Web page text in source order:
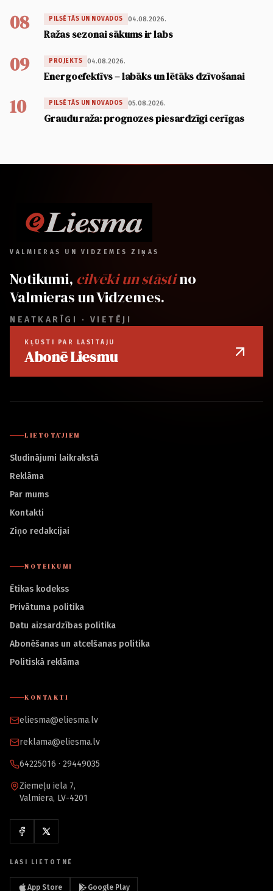
08 PILSĒTĀS UN NOVADOS 04.08.2026.
Ražas sezonai sākums ir labs
09 PROJEKTS 04.08.2026.
Energoefektīvs – labāks un lētāks dzīvošanai
10 PILSĒTĀS UN NOVADOS 05.08.2026.
Graudu raža: prognozes piesardzīgi cerīgas
VALMIERAS UN VIDZEMES ZIŅAS
Notikumi, cilvēki un stāstino
Valmieras un Vidzemes.
NEATKARĪGI · VIETĒJI
KĻŪSTI PAR LASĪTĀJU
Abonē Liesmu
LIETOTĀJIEM
Sludinājumi laikrakstā
Reklāma
Par mums
Kontakti
Ziņo redakcijai
NOTEIKUMI
Ētikas kodekss
Privātuma politika
Datu aizsardzības politika
Abonēšanas un atcelšanas politika
Politiskā reklāma
KONTAKTI
eliesma@eliesma.lv
reklama@eliesma.lv
64225016 · 29449035
Ziemeļu iela 7,
Valmiera, LV-4201
LASI LIETOTNĒ
App Store Google Play